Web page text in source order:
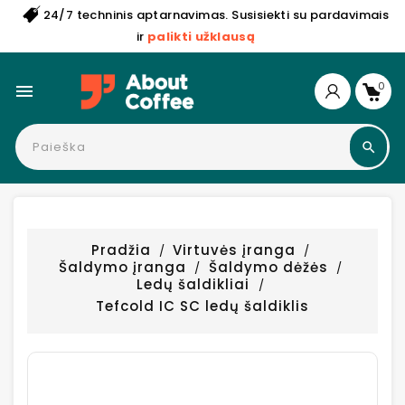
24/7 techninis aptarnavimas. Susisiekti su pardavimais
ir palikti užklausą
 0
Pradžia
Virtuvės įranga
Šaldymo įranga
Šaldymo dėžės
Ledų šaldikliai
Tefcold IC SC ledų šaldiklis